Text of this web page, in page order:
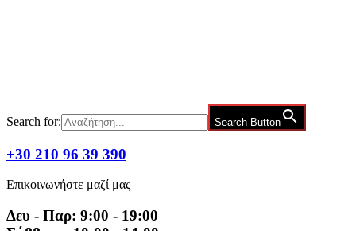
Search for: Search Button
+30 210 96 39 390
Επικοινωνήστε μαζί μας
Δευ - Παρ: 9:00 - 19:00